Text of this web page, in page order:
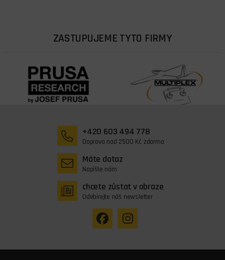
ZASTUPUJEME TYTO FIRMY
+420 603 494 778
Doprava nad 2500 Kč zdarma
Máte dotaz
Napište nám
chcete zůstat v obraze
Odebírejte náš newsletter